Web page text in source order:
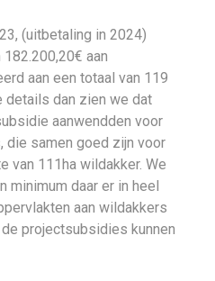
(uitbetaling in 2024)
aan
aan een totaal van 119
details dan zien we dat
aanwendden voor
die samen goed zijn voor
van 111ha wildakker. We
minimum daar er in heel
aan wildakkers
projectsubsidies kunnen